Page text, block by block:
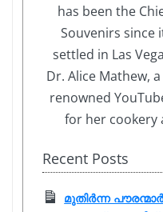
has been the
Souvenirs since
settled in Las
Dr. Alice Mathew,
renowned
for her cookery
Recent Posts
മുതിർന്ന